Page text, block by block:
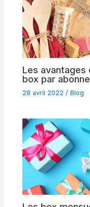
Les
box par
28 avril 2022/Blog